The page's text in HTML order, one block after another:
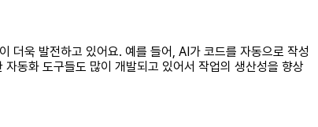
더욱 발전하고 있어요. 예를 들어, AI가 코드를 자동으로 작성
동화 도구들도 많이 개발되고 있어서 작업의 생산성을 향상